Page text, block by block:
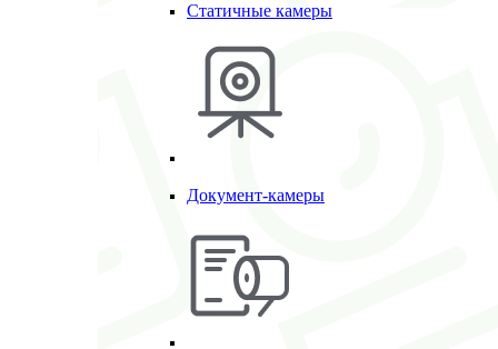
Статичные камеры
Документ-камеры